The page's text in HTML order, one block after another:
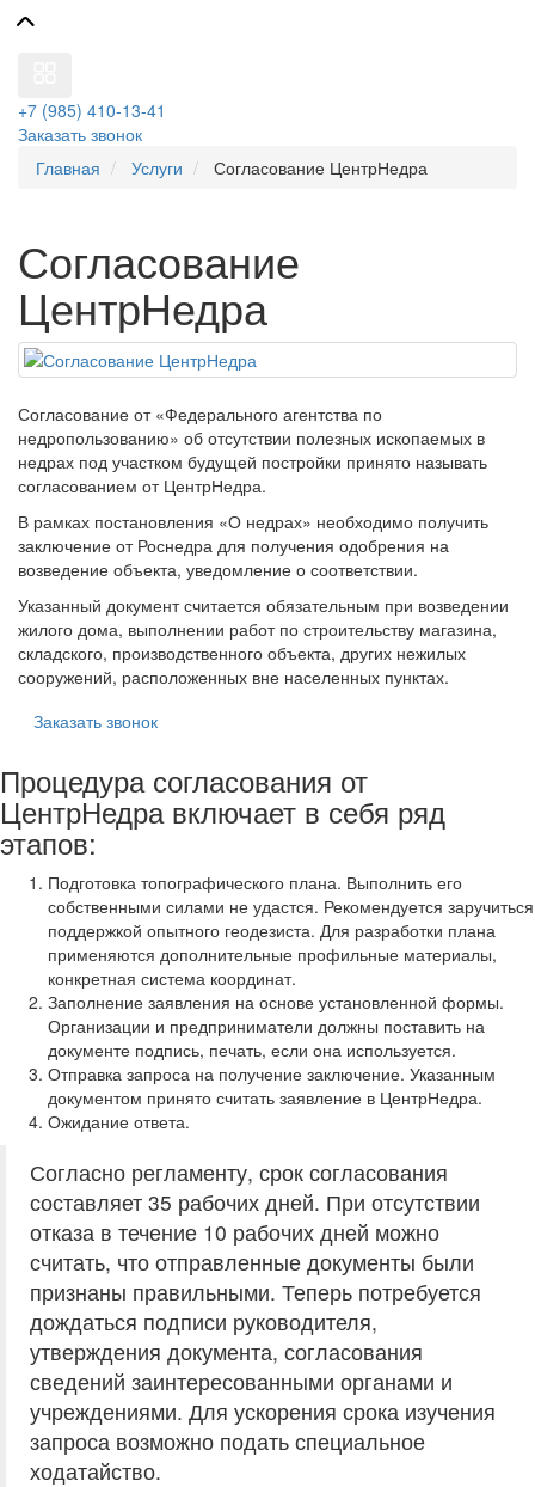
+7 (985) 410-13-41
Заказать звонок
Главная
Услуги Согласование ЦентрНедра
Согласование
ЦентрНедра
Согласование от «Федерального агентства по
недропользованию» об отсутствии полезных ископаемых в
недрах под участком будущей постройки принято называть
согласованием от ЦентрНедра.
В рамках постановления «О недрах» необходимо получить
заключение от Роснедра для получения одобрения на
возведение объекта, уведомление о соответствии.
Указанный документ считается обязательным при возведении
жилого дома, выполнении работ по строительству магазина,
складского, производственного объекта, других нежилых
сооружений, расположенных вне населенных пунктах.
Заказать звонок
Процедура согласования от
ЦентрНедра включает в себя ряд
этапов:
Подготовка топографического плана. Выполнить его
собственными силами не удастся. Рекомендуется заручиться
поддержкой опытного геодезиста. Для разработки плана
применяются дополнительные профильные материалы,
конкретная система координат.
Заполнение заявления на основе установленной формы.
Организации и предприниматели должны поставить на
документе подпись, печать, если она используется.
Отправка запроса на получение заключение. Указанным
документом принято считать заявление в ЦентрНедра.
Ожидание ответа.
Согласно регламенту, срок согласования
составляет 35 рабочих дней. При отсутствии
отказа в течение 10 рабочих дней можно
считать, что отправленные документы были
признаны правильными. Теперь потребуется
дождаться подписи руководителя,
утверждения документа, согласования
сведений заинтересованными органами и
учреждениями. Для ускорения срока изучения
запроса возможно подать специальное
ходатайство.